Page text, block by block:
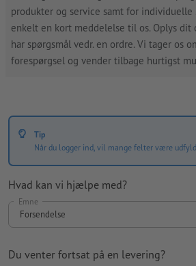
produkter og service samt for individuelle
enkelt en kort meddelelse til os. Oplys dit
har spørgsmål vedr. en ordre. Vi tager os
forespørgsel og vender tilbage hurtigst
Tip
Når du logger ind, vil mange felter være
Hvad kan vi hjælpe med?
Forsendelse
Emne
Du venter fortsat på en levering?